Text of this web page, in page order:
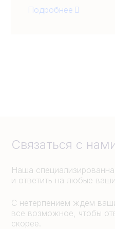
Подробнее
Связаться с
Наша
и ответить на любые
С нетерпением ждем
все возможное, чтобы
скорее.